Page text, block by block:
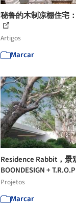
秘鲁的木制凉棚住宅
Artigos
Marcar
Residence Rabbit，
BOONDESIGN +
Projetos
Marcar